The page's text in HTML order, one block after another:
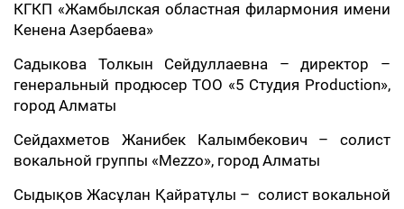
КГКП «Жамбылская областная филармония имени
Кенена Азербаева»
Садыкова Толкын Сейдуллаевна – директор –
генеральный продюсер ТОО «5 Студия Production»,
город Алматы
Сейдахметов Жанибек Калымбекович – солист
вокальной группы «Mezzo», город Алматы
Сыдықов Жасұлан Қайратұлы – солист вокальной